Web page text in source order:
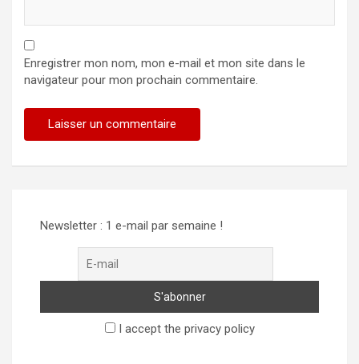
Enregistrer mon nom, mon e-mail et mon site dans le
navigateur pour mon prochain commentaire.
Newsletter : 1 e-mail par semaine !
I accept the privacy policy